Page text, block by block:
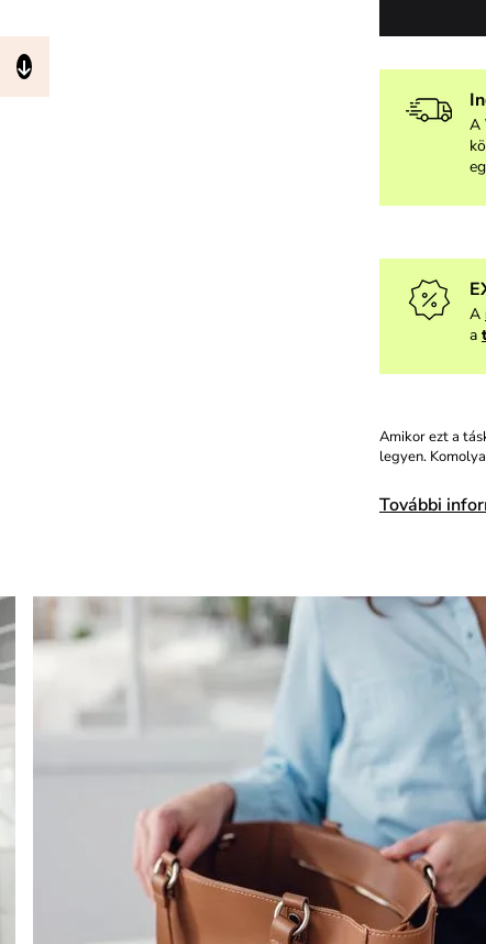
A
A
a
Amikor ezt a
legyen.
További